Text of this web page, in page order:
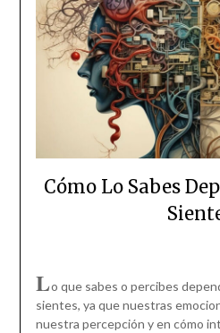
Cómo Lo Sabes
Lo que sabes o percibes
sientes, ya que nuestras
nuestra percepción y en cómo